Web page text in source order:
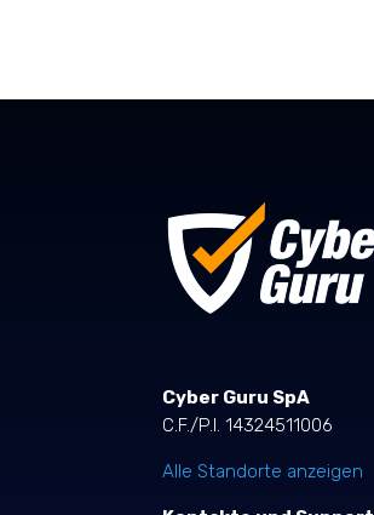
Cyber Guru SpA
C.F./P.I. 14324511006
Alle Standorte anzeigen